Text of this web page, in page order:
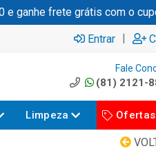
frete grátis com o cupom
Entrar |
Fale
(81) 2121-
Limpeza Ofertas